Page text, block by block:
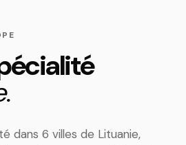
dans 6 villes de Lituanie,